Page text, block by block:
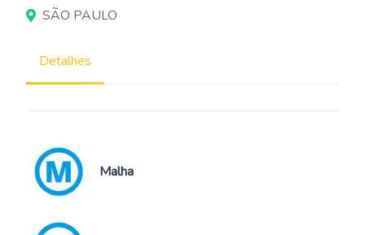
SÃO PAULO
Detalhes
Malha